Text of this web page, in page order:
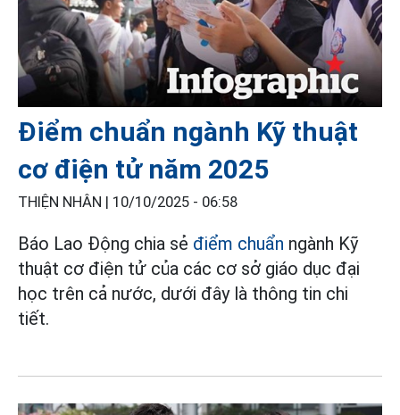
Điểm chuẩn ngành Kỹ thuật
cơ điện tử năm 2025
THIỆN NHÂN | 10/10/2025 - 06:58
Báo Lao Động chia sẻ điểm chuẩn ngành Kỹ
thuật cơ điện tử của các cơ sở giáo dục đại
học trên cả nước, dưới đây là thông tin chi
tiết.